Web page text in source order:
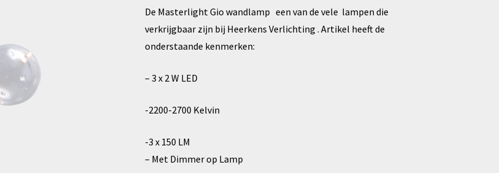
De Masterlight Gio wandlamp een van de vele lampen die
verkrijgbaar zijn bij Heerkens Verlichting . Artikel heeft de
onderstaande kenmerken:
– 3 x 2 W LED
-2200-2700 Kelvin
-3 x 150 LM
– Met Dimmer op Lamp